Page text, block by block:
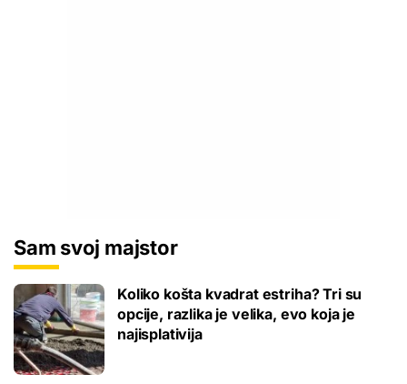
Sam svoj majstor
Koliko košta kvadrat estriha? Tri su
opcije, razlika je velika, evo koja je
najisplativija